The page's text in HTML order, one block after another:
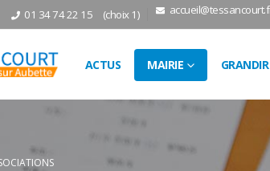
01 34 74 22 15 (choix 1)
ACTUS MAIRIE